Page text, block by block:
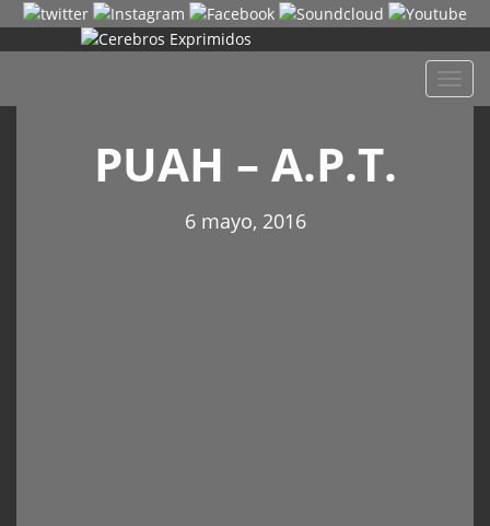
PUAH – A.P.T.
6 mayo, 2016